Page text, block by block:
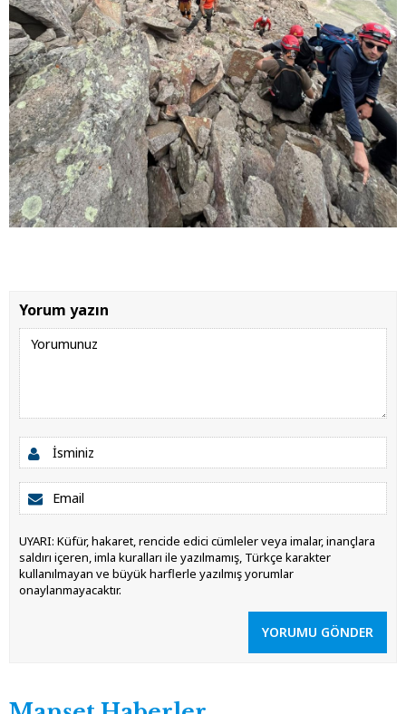
Yorum yazın
UYARI: Küfür, hakaret, rencide edici cümleler veya imalar, inançlara
saldırı içeren, imla kuralları ile yazılmamış, Türkçe karakter
kullanılmayan ve büyük harflerle yazılmış yorumlar
onaylanmayacaktır.
YORUMU GÖNDER